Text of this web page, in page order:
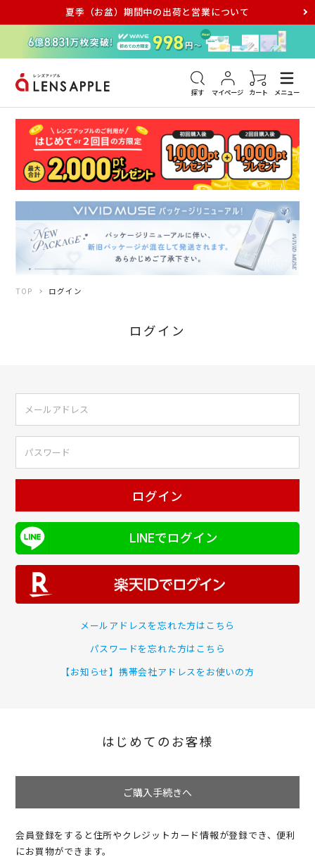
夏季（お盆）期間中の出荷と営業について
探す マイページ カート メニュー
アキュビュー メダリスト メガネ
TOP ログイン
ログイン
ログイン
LINEでログイン
メールアドレスを忘れた方はこちら
パスワードを忘れた方はこちら
【お知らせ】携帯会社アドレスをお使いの方
はじめてのお客様
ご購入手続きへ
会員登録をすると住所やクレジットカード情報が登録でき、便利
にお買物ができます。